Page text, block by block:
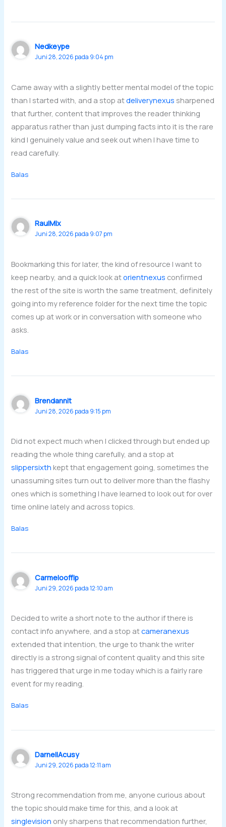
Nedkeype
Juni 28, 2026 pada 9:04 pm
Came away with a slightly better mental model of the topic
than I started with, and a stop atdeliverynexus sharpened
that further, content that improves the reader thinking
apparatus rather than just dumping facts into it is the rare
kind I genuinely value and seek out when I have time to
read carefully.
Balas
RaulMix
Juni 28, 2026 pada 9:07 pm
Bookmarking this for later, the kind of resource I want to
keep nearby, and a quick look atorientnexus confirmed
the rest of the site is worth the same treatment, definitely
going into my reference folder for the next time the topic
comes up at work or in conversation with someone who
asks.
Balas
Brendannit
Juni 28, 2026 pada 9:15 pm
Did not expect much when I clicked through but ended up
reading the whole thing carefully, and a stop at
slippersixth kept that engagement going, sometimes the
unassuming sites turn out to deliver more than the flashy
ones which is something I have learned to look out for over
time online lately and across topics.
Balas
Carmelooffip
Juni 29, 2026 pada 12:10 am
Decided to write a short note to the author if there is
contact info anywhere, and a stop atcameranexus
extended that intention, the urge to thank the writer
directly is a strong signal of content quality and this site
has triggered that urge in me today which is a fairly rare
event for my reading.
Balas
DarnellAcusy
Juni 29, 2026 pada 12:11 am
Strong recommendation from me, anyone curious about
the topic should make time for this, and a look at
singlevision only sharpens that recommendation further,